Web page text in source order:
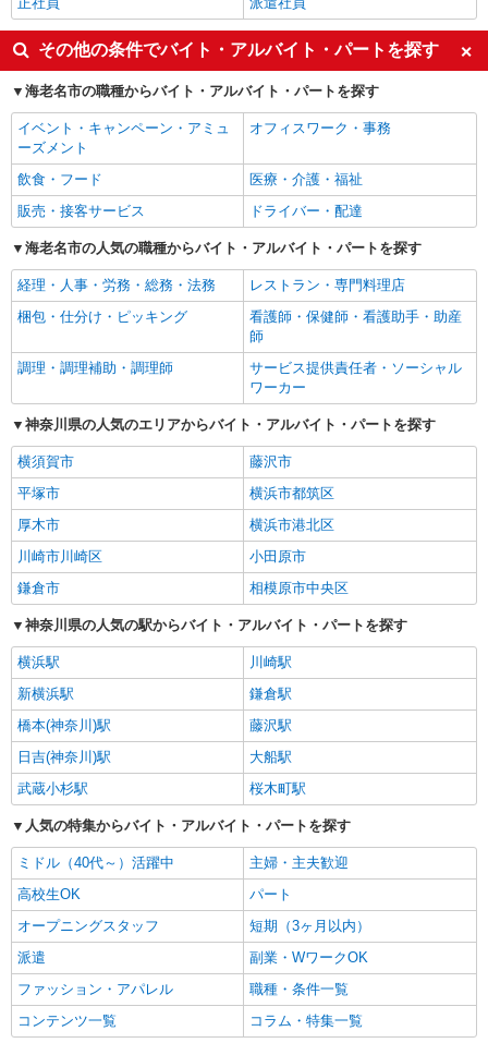
その他の条件でバイト・アルバイト・パートを探す
海老名市の職種からバイト・アルバイト・パートを探す
イベント・キャンペーン・アミュ
ーズメント
オフィスワーク・事務
飲食・フード
医療・介護・福祉
販売・接客サービス
ドライバー・配達
海老名市の人気の職種からバイト・アルバイト・パートを探す
経理・人事・労務・総務・法務
レストラン・専門料理店
梱包・仕分け・ピッキング
看護師・保健師・看護助手・助産
師
調理・調理補助・調理師
サービス提供責任者・ソーシャル
ワーカー
神奈川県の人気のエリアからバイト・アルバイト・パートを探す
横須賀市
藤沢市
平塚市
横浜市都筑区
厚木市
横浜市港北区
川崎市川崎区
小田原市
鎌倉市
相模原市中央区
神奈川県の人気の駅からバイト・アルバイト・パートを探す
横浜駅
川崎駅
新横浜駅
鎌倉駅
橋本(神奈川)駅
藤沢駅
日吉(神奈川)駅
大船駅
武蔵小杉駅
桜木町駅
人気の特集からバイト・アルバイト・パートを探す
ミドル（40代～）活躍中
主婦・主夫歓迎
高校生OK
パート
オープニングスタッフ
短期（3ヶ月以内）
派遣
副業・WワークOK
ファッション・アパレル
職種・条件一覧
コンテンツ一覧
コラム・特集一覧